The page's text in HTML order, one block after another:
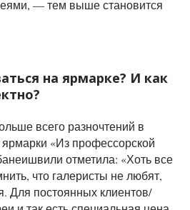
—тем выше становится
на ярмарке? И как
всего разночтений в
ярмарки «Из профессорской
отметила: «Хоть все
что галеристы не любят,
Для постоянных клиентов/